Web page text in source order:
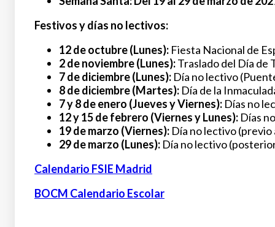
Festivos y días no lectivos:
12 de octubre (Lunes): Fiesta Nacional de
2 de noviembre (Lunes):Traslado del Día de
7 de diciembre (Lunes): Día no lectivo
8 de diciembre (Martes): Día de la
7 y 8 de enero (Jueves y Viernes): Días no
12 y 15 de febrero (Viernes y Lunes): Días
19 de marzo (Viernes): Día no lectivo (previo
29 de marzo (Lunes): Día no lectivo
Calendario FSIE Madrid
BOCM Calendario Escolar